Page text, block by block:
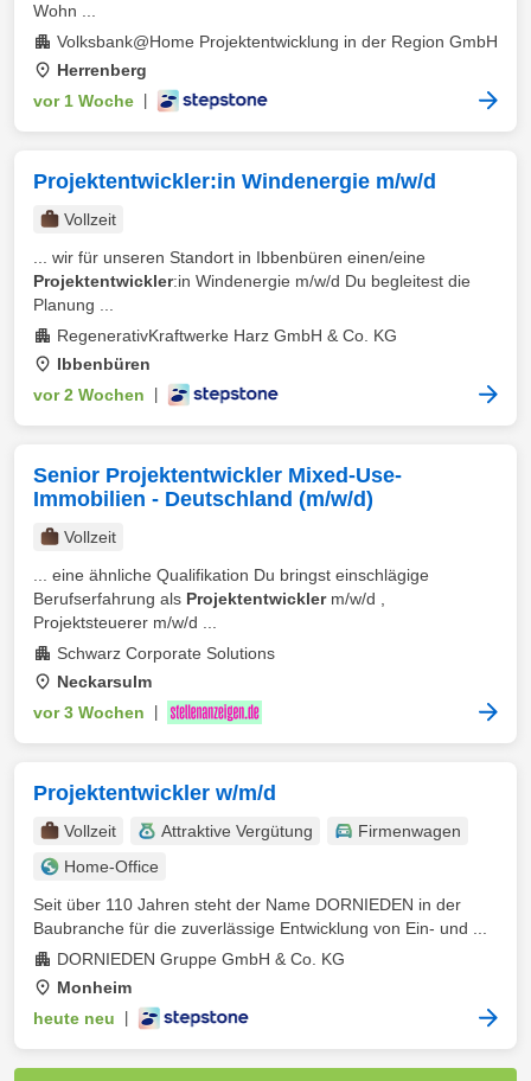
Wohn ...
Volksbank@Home Projektentwicklung in der Region GmbH
Herrenberg
vor 1 Woche
Projektentwickler:in Windenergie m/w/d
Vollzeit
... wir für unseren Standort in Ibbenbüren einen/eine
Projektentwickler:in Windenergie m/w/d Du begleitest die
Planung ...
RegenerativKraftwerke Harz GmbH & Co. KG
Ibbenbüren
vor 2 Wochen
Senior Projektentwickler Mixed-Use-
Immobilien - Deutschland (m/w/d)
Vollzeit
... eine ähnliche Qualifikation Du bringst einschlägige
Berufserfahrung als Projektentwicklerm/w/d ,
Projektsteuerer m/w/d ...
Schwarz Corporate Solutions
Neckarsulm
vor 3 Wochen
Projektentwickler w/m/d
Vollzeit Attraktive Vergütung
Firmenwagen
Home-Office
Seit über 110 Jahren steht der Name DORNIEDEN in der
Baubranche für die zuverlässige Entwicklung von Ein- und ...
DORNIEDEN Gruppe GmbH & Co. KG
Monheim
heute neu